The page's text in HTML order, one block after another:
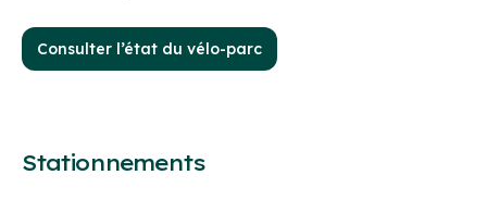
Consulter l’état du vélo-parc
Stationnements